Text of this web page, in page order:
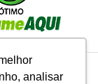
analisar
- CNPJ